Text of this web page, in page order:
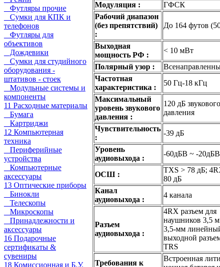
Футляры прочие
Сумки для КПК и
телефонов
Футляры для
объективов
Дождевики
Сумки для студийного
оборудования -
штативов - стоек
Модульные системы и
компоненты
11 Расходные материалы
Бумага
Картриджи
12 Компьютерная
техника
Периферийные
устройства
Компьютерные
аксессуары
13 Оптические приборы
Бинокли
Телескопы
Микроскопы
Принадлежности и
аксессуары
16 Подарочные
сертификаты &
сувениры
18 Комиссионная и Б.У.
Модуляция :
ГФСК
Рабочий диапазон
(без препятствий)
:
До 164 футов
Выходная
мощность РФ :
< 10 мВт
Полярный узор :
Частотная
характеристика :
50 Гц-18 кГц
Максимальный
уровень звукового
давления :
120 дБ звукового
давления
Чувствительность
:
-39 дБ
Уровень
аудиовыхода :
-60дБВ ~ -20дБВ
ОСШ :
TXS > 78 дБ;
80 дБ
Канал
аудиовыхода :
4 канала
Разъем
аудиовыхода :
4RX разъем для
наушников 3,5
3,5-мм
выходной
TRS
Требования к
Встроенная